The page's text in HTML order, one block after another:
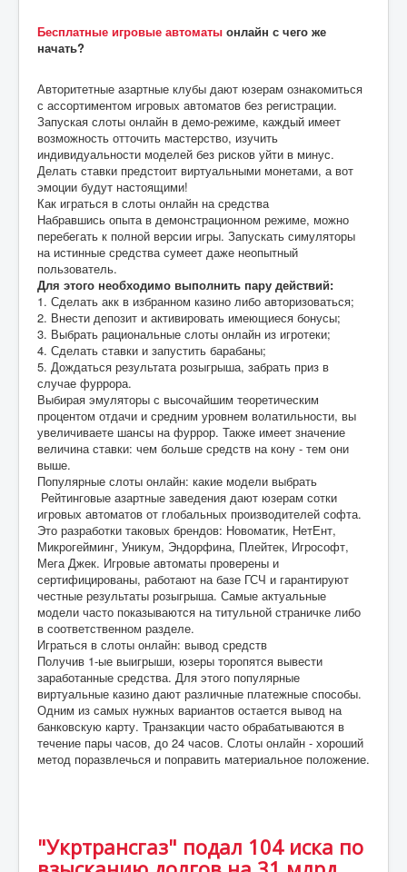
Бесплатные игровые автоматы онлайн с чего же
начать?
Авторитетные азартные клубы дают юзерам ознакомиться
с ассортиментом игровых автоматов без регистрации.
Запуская слоты онлайн в демо-режиме, каждый имеет
возможность отточить мастерство, изучить
индивидуальности моделей без рисков уйти в минус.
Делать ставки предстоит виртуальными монетами, а вот
эмоции будут настоящими!
Как играться в слоты онлайн на средства
Набравшись опыта в демонстрационном режиме, можно
перебегать к полной версии игры. Запускать симуляторы
на истинные средства сумеет даже неопытный
пользователь.
Для этого необходимо выполнить пару действий:
1. Сделать акк в избранном казино либо авторизоваться;
2. Внести депозит и активировать имеющиеся бонусы;
3. Выбрать рациональные слоты онлайн из игротеки;
4. Сделать ставки и запустить барабаны;
5. Дождаться результата розыгрыша, забрать приз в
случае фуррора.
Выбирая эмуляторы с высочайшим теоретическим
процентом отдачи и средним уровнем волатильности, вы
увеличиваете шансы на фуррор. Также имеет значение
величина ставки: чем больше средств на кону - тем они
выше.
Популярные слоты онлайн: какие модели выбрать
Рейтинговые азартные заведения дают юзерам сотки
игровых автоматов от глобальных производителей софта.
Это разработки таковых брендов: Новоматик, НетЕнт,
Микрогейминг, Уникум, Эндорфина, Плейтек, Игрософт,
Мега Джек. Игровые автоматы проверены и
сертифицированы, работают на базе ГСЧ и гарантируют
честные результаты розыгрыша. Самые актуальные
модели часто показываются на титульной страничке либо
в соответственном разделе.
Играться в слоты онлайн: вывод средств
Получив 1-ые выигрыши, юзеры торопятся вывести
заработанные средства. Для этого популярные
виртуальные казино дают различные платежные способы.
Одним из самых нужных вариантов остается вывод на
банковскую карту. Транзакции часто обрабатываются в
течение пары часов, до 24 часов. Слоты онлайн - хороший
метод поразвлечься и поправить материальное положение.
"Укртрансгаз" подал 104 иска по